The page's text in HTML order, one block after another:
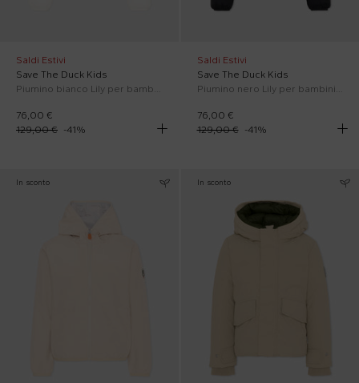
Saldi Estivi
Save The Duck Kids
Piumino bianco Lily per bambina con logo
76,00 €
129,00 € -41%
Saldi Estivi
Save The Duck Kids
Piumino nero Lily per bambini con logo
76,00 €
129,00 €
-41%
In sconto In sconto